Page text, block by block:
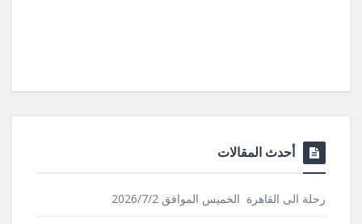
أحدث المقالات
رحلة الى القاهرة الخميس الموافق 2026/7/2